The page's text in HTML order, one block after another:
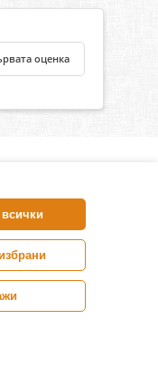
оценка
от аптеки
за здравето на
от